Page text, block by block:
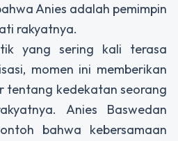
Anies adalah pemimpin
rakyatnya.
yang sering kali terasa
momen ini memberikan
tentang kedekatan seorang
Anies Baswedan
bahwa kebersamaan